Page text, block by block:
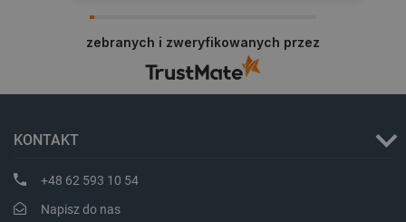
na przyszłość.
zebranych i zweryfikowanych przez
KONTAKT
+48 62 593 10 54
Napisz do nas
.youtube.com